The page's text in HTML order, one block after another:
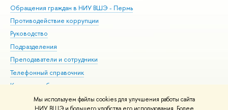
Мы используем файлы cookies для улучшения работы сайта
Обращения граждан в НИУ ВШЭ - Пермь
Противодействие коррупции
Руководство
Подразделения
Преподаватели и сотрудники
Телефонный справочник
Корпуса и общежития
ВШЭ для студентов с ограниченными возможностями
здоровья и инвалидностью